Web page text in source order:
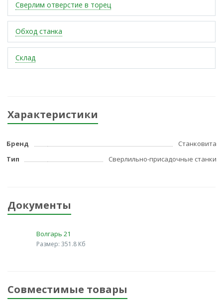
Сверлим отверстие в торец
Обход станка
Склад
Характеристики
Бренд
Станковита
Тип
Сверлильно-присадочные станки
Документы
Волгарь 21
Размер: 351.8 Кб
Совместимые товары